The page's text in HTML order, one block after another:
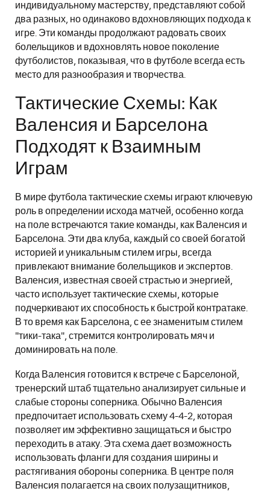
индивидуальному мастерству, представляют собой
два разных, но одинаково вдохновляющих подхода к
игре. Эти команды продолжают радовать своих
болельщиков и вдохновлять новое поколение
футболистов, показывая, что в футболе всегда есть
место для разнообразия и творчества.
Тактические Схемы: Как
Валенсия и Барселона
Подходят к Взаимным
Играм
В мире футбола тактические схемы играют ключевую
роль в определении исхода матчей, особенно когда
на поле встречаются такие команды, как Валенсия и
Барселона. Эти два клуба, каждый со своей богатой
историей и уникальным стилем игры, всегда
привлекают внимание болельщиков и экспертов.
Валенсия, известная своей страстью и энергией,
часто использует тактические схемы, которые
подчеркивают их способность к быстрой контратаке.
В то время как Барселона, с ее знаменитым стилем
"тики-така", стремится контролировать мяч и
доминировать на поле.
Когда Валенсия готовится к встрече с Барселоной,
тренерский штаб тщательно анализирует сильные и
слабые стороны соперника. Обычно Валенсия
предпочитает использовать схему 4-4-2, которая
позволяет им эффективно защищаться и быстро
переходить в атаку. Эта схема дает возможность
использовать фланги для создания ширины и
растягивания обороны соперника. В центре поля
Валенсия полагается на своих полузащитников,